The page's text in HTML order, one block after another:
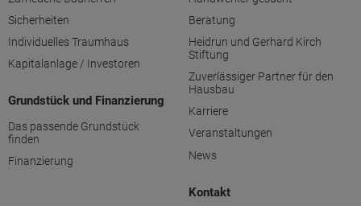
Sicherheiten
Individuelles Traumhaus
Kapitalanlage / Investoren
Grundstück und Finanzierung
Das passende Grundstück
finden
Finanzierung
Beratung
Heidrun und Gerhard Kirch
Stiftung
Zuverlässiger Partner für den
Hausbau
Karriere
Veranstaltungen
News
Kontakt